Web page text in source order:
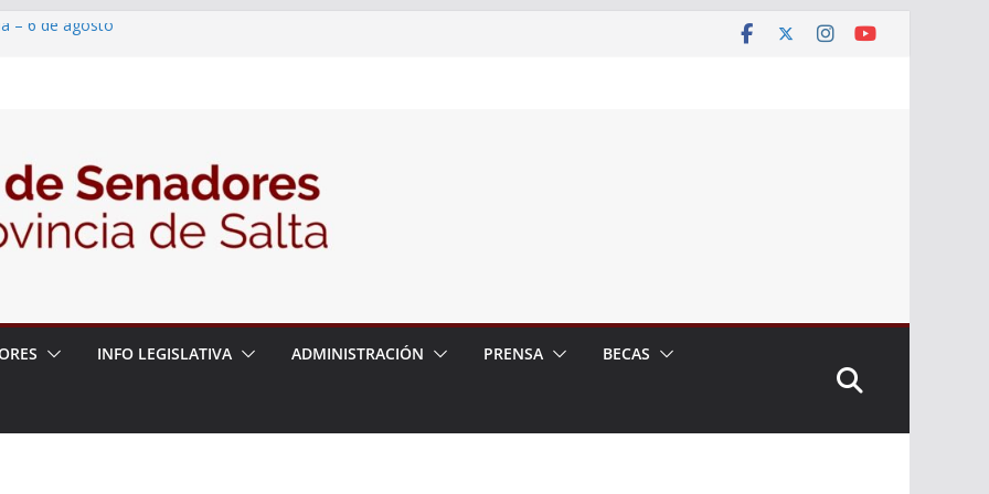
– 6 de agosto
2026 – 06/08/26 – Créase el Ente Salteño
Vegetal
INFO LEGISLATIVA ADMINISTRACIÓN PRENSA BECAS